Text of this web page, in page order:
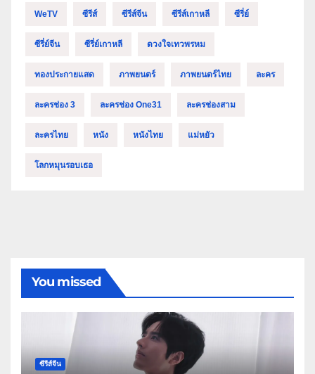
WeTV ซีรีส์ ซีรีส์จีน ซีรีส์เกาหลี ซีรี่ย์
ซีรี่ย์จีน ซีรี่ย์เกาหลี ดวงใจเทวพรหม
ทองประกายแสด ภาพยนตร์ ภาพยนตร์ไทย ละคร
ละครช่อง 3 ละครช่อง One31 ละครช่องสาม
ละครไทย หนัง หนังไทย แม่หยัว
โลกหมุนรอบเธอ
You missed
ซีรีส์จีน